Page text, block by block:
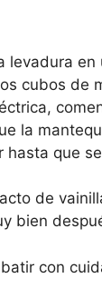
levadura
cubos de
la
hasta que
de
bien
con